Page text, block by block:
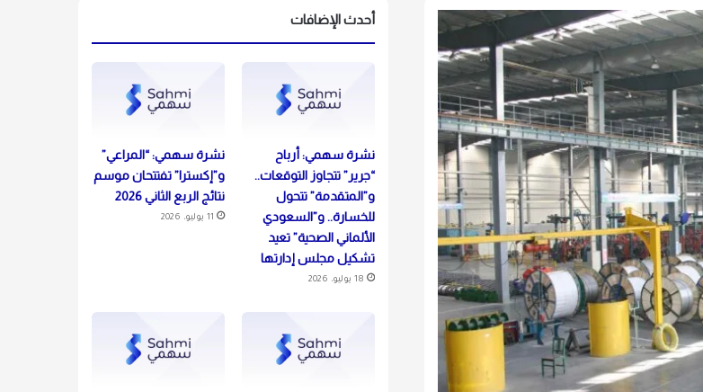
أحدث الإضافات
نشرة سهمي: أرباح
“جرير” تتجاوز التوقعات..
و”المتقدمة” تتحول
للخسارة.. و”السعودي
الألماني الصحية” تعيد
تشكيل مجلس إدارتها
18 يوليو، 2026
نشرة سهمي: “المراعي”
و”إكسترا” تفتتحان موسم
نتائج الربع الثاني 2026
11 يوليو، 2026